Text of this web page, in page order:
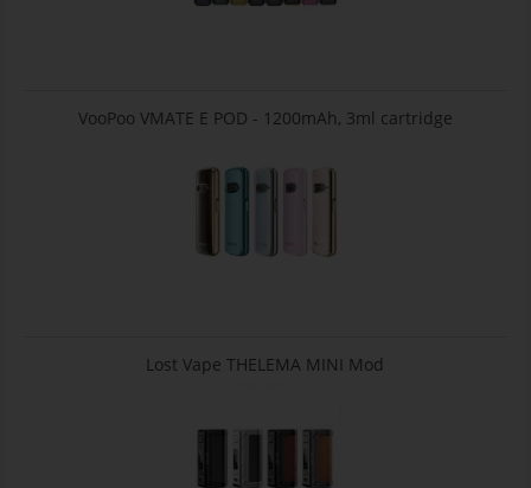
VooPoo VMATE E POD - 1200mAh, 3ml cartridge
Lost Vape THELEMA MINI Mod